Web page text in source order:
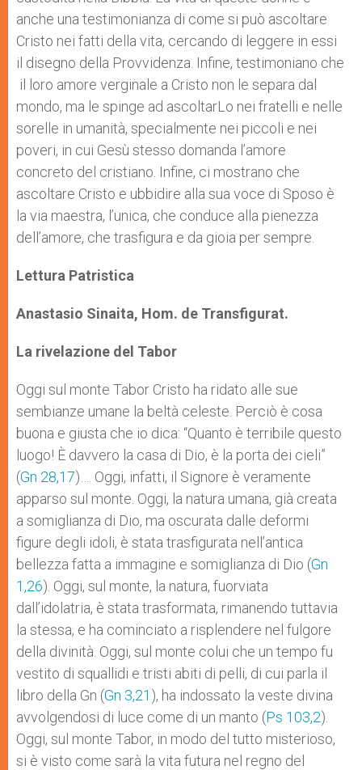
anche una testimonianza di come si può ascoltare
Cristo nei fatti della vita, cercando di leggere in essi
il disegno della Provvidenza. Infine, testimoniano che
il loro amore verginale a Cristo non le separa dal
mondo, ma le spinge ad ascoltarLo nei fratelli e nelle
sorelle in umanità, specialmente nei piccoli e nei
poveri, in cui Gesù stesso domanda l’amore
concreto del cristiano. Infine, ci mostrano che
ascoltare Cristo e ubbidire alla sua voce di Sposo è
la via maestra, l’unica, che conduce alla pienezza
dell’amore, che trasfigura e da gioia per sempre.
Lettura Patristica
Anastasio Sinaita, Hom. de Transfigurat.
La rivelazione del Tabor
Oggi sul monte Tabor Cristo ha ridato alle sue
sembianze umane la beltà celeste. Perciò è cosa
buona e giusta che io dica: “Quanto è terribile questo
luogo! È davvero la casa di Dio, è la porta dei cieli”
(Gn 28,17)…. Oggi, infatti, il Signore è veramente
apparso sul monte. Oggi, la natura umana, già creata
a somiglianza di Dio, ma oscurata dalle deformi
figure degli idoli, è stata trasfigurata nell’antica
bellezza fatta a immagine e somiglianza di Dio (Gn
1,26). Oggi, sul monte, la natura, fuorviata
dall’idolatria, è stata trasformata, rimanendo tuttavia
la stessa, e ha cominciato a risplendere nel fulgore
della divinità. Oggi, sul monte colui che un tempo fu
vestito di squallidi e tristi abiti di pelli, di cui parla il
libro della Gn (Gn 3,21 ), ha indossato la veste divina
avvolgendosi di luce come di un manto (Ps 103,2).
Oggi, sul monte Tabor, in modo del tutto misterioso,
si è visto come sarà la vita futura nel regno del